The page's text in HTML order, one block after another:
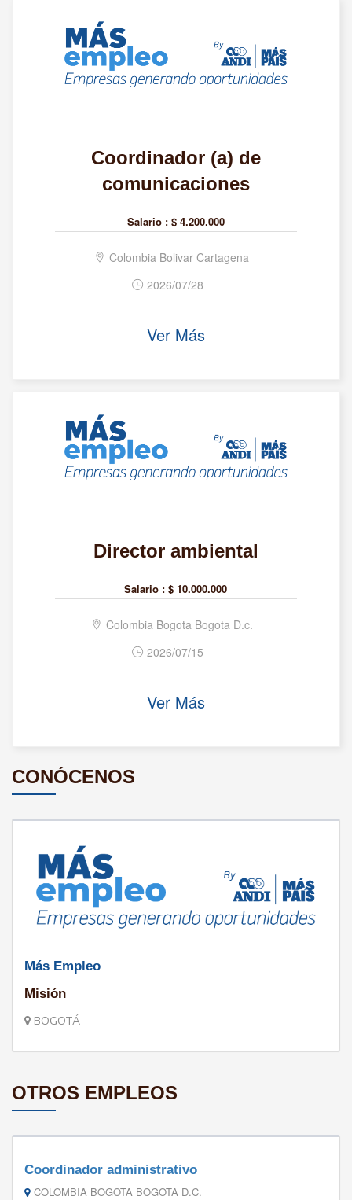
Coordinador (a) de
comunicaciones
Salario : $ 4.200.000
Colombia Bolivar Cartagena
2026/07/28
Ver Más
Director ambiental
Salario : $ 10.000.000
Colombia Bogota Bogota D.c.
2026/07/15
Ver Más
CONÓCENOS
Más Empleo
Misión
BOGOTÁ
OTROS EMPLEOS
Coordinador administrativo
COLOMBIA BOGOTA BOGOTA D.C.